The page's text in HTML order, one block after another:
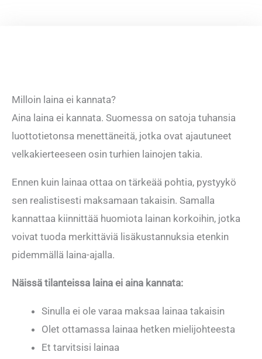
Milloin laina ei kannata?
Aina laina ei kannata. Suomessa on satoja tuhansia
luottotietonsa menettäneitä, jotka ovat ajautuneet
velkakierteeseen osin turhien lainojen takia.
Ennen kuin lainaa ottaa on tärkeää pohtia, pystyykö
sen realistisesti maksamaan takaisin. Samalla
kannattaa kiinnittää huomiota lainan korkoihin, jotka
voivat tuoda merkittäviä lisäkustannuksia etenkin
pidemmällä laina-ajalla.
Näissä tilanteissa laina ei aina kannata:
Sinulla ei ole varaa maksaa lainaa takaisin
Olet ottamassa lainaa hetken mielijohteesta
Et tarvitsisi lainaa